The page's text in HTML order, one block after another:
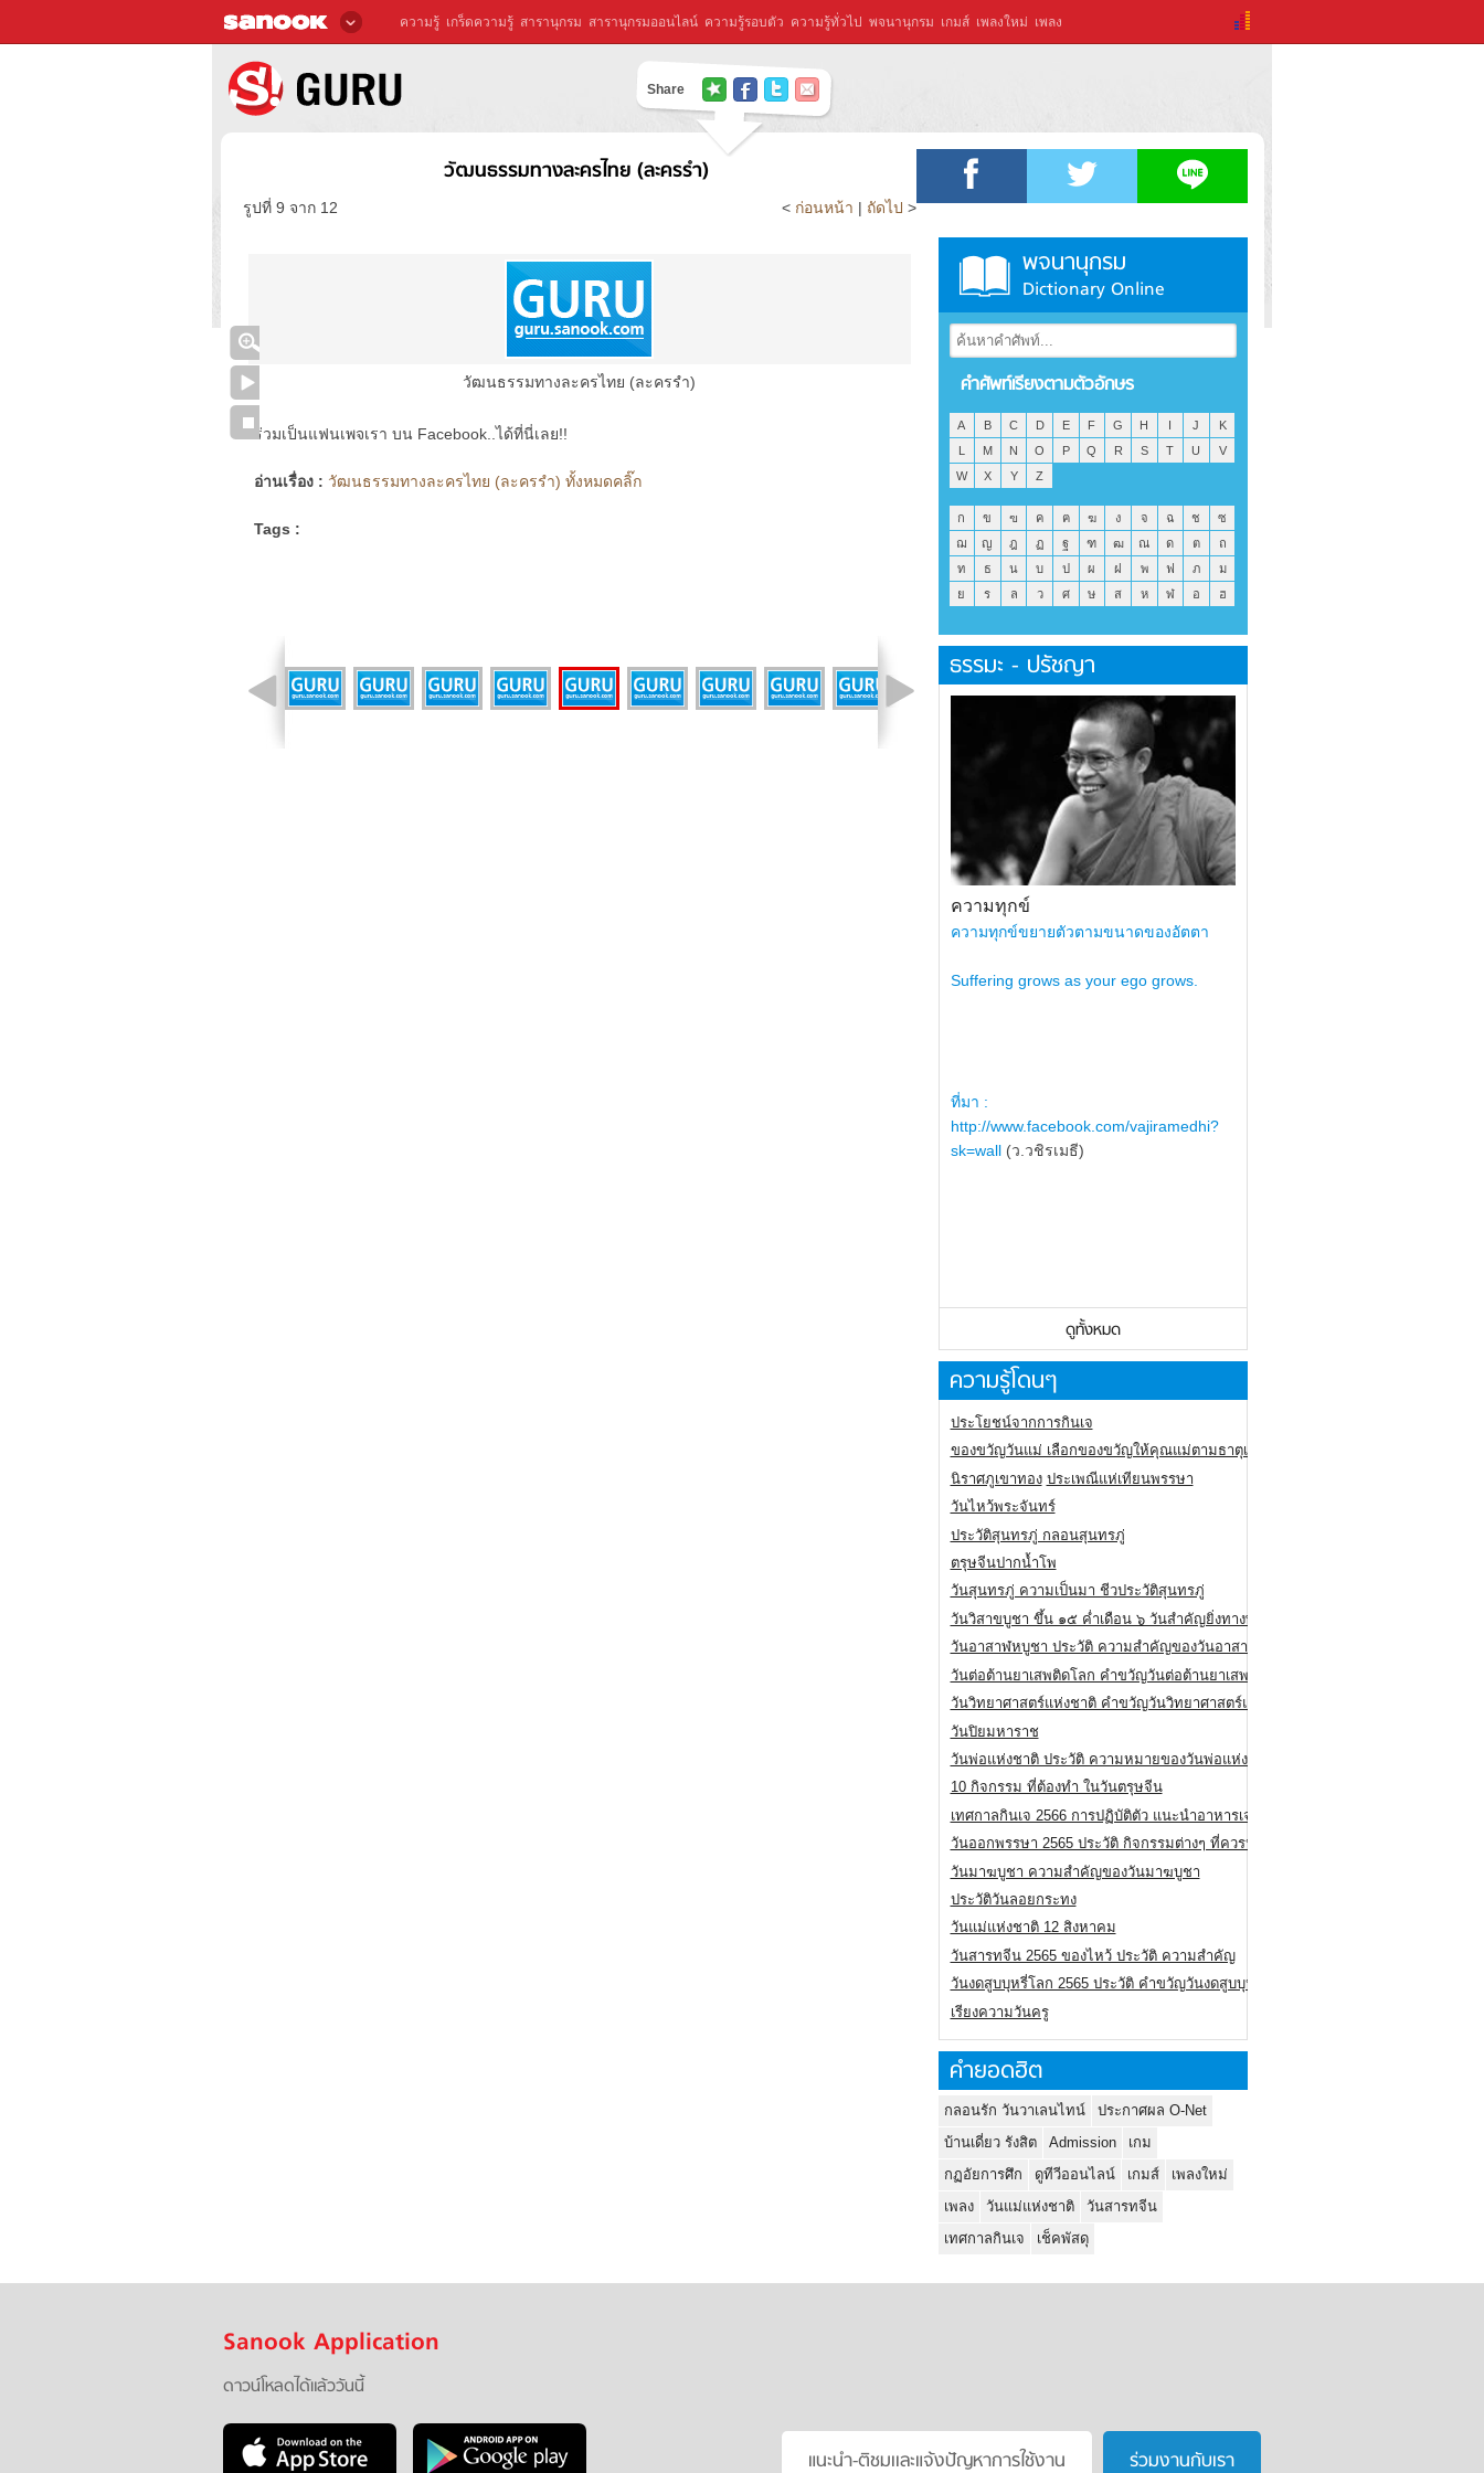
ความรู้ เกร็ดความรู้ สารานุกรม สารานุกรมออนไลน์ ความรู้รอบตัว ความรู้ทั่วไป พจนานุกรม เกมส์ เพลงใหม่ เพลง
Share
วัฒนธรรมทางละครไทย (ละครรำ)
รูปที่ 9 จาก 12 < ก่อนหน้า | ถัดไป >
วัฒนธรรมทางละครไทย (ละครรำ)
ร่วมเป็นแฟนเพจเรา บน Facebook..ได้ที่นี่เลย!!
อ่านเรื่อง : วัฒนธรรมทางละครไทย (ละครรำ) ทั้งหมดคลิ๊ก
Tags :
พจนานุกรม
Dictionary Online
คำศัพท์เรียงตามตัวอักษร
A B C D E F G H I J
K
L
M N O P Q R S T U
V
W
X Y Z
ก ข ฃ ค ฅ ฆ ง จ ฉ ช
ซ
ฌ
ญ ฎ ฏ ฐ ฑ ฒ ณ ด ต
ถ
ท
ธ น บ ป ผ ฝ พ ฟ ภ
ม
ย
ร ล ว ศ ษ ส ห ฬ อ ฮ
ธรรมะ - ปรัชญา
ความทุกข์
ความทุกข์ขยายตัวตามขนาดของอัตตา
Suffering grows as your ego grows.
ที่มา :
http://www.facebook.com/vajiramedhi?
sk=wall (ว.วชิรเมธี)
ดูทั้งหมด
ความรู้โดนๆ
ประโยชน์จากการกินเจ
ของขวัญวันแม่ เลือกของขวัญให้คุณแม่ตามธาตุเกิด
นิราศภูเขาทอง ประเพณีแห่เทียนพรรษา
วันไหว้พระจันทร์
ประวัติสุนทรภู่ กลอนสุนทรภู่
ตรุษจีนปากน้ำโพ
วันสุนทรภู่ ความเป็นมา ชีวประวัติสุนทรภู่
วันวิสาขบูชา ขึ้น ๑๕ ค่ำเดือน ๖ วันสำคัญยิ่งทางพระพุทธศาสนา
วันอาสาฬหบูชา ประวัติ ความสําคัญของวันอาสาฬหบูชา
วันต่อต้านยาเสพติดโลก คำขวัญวันต่อต้านยาเสพติดสากล
วันวิทยาศาสตร์แห่งชาติ คำขวัญวันวิทยาศาสตร์แห่งชาติ
วันปิยมหาราช
วันพ่อแห่งชาติ ประวัติ ความหมายของวันพ่อแห่งชาติ
10 กิจกรรม ที่ต้องทำ ในวันตรุษจีน
เทศกาลกินเจ 2566 การปฏิบัติตัว แนะนำอาหารเจ
วันออกพรรษา 2565 ประวัติ กิจกรรมต่างๆ ที่ควรปฏิบัติ
วันมาฆบูชา ความสำคัญของวันมาฆบูชา
ประวัติวันลอยกระทง
วันแม่แห่งชาติ 12 สิงหาคม
วันสารทจีน 2565 ของไหว้ ประวัติ ความสำคัญ
วันงดสูบบุหรี่โลก 2565 ประวัติ คำขวัญวันงดสูบบุหรี่โลก
เรียงความวันครู
คำยอดฮิต
กลอนรัก วันวาเลนไทน์
ประกาศผล O-Net
บ้านเดี่ยว รังสิต
Admission
เกม
กฏอัยการศึก
ดูทีวีออนไลน์ เกมส์
เพลงใหม่
เพลง
วันแม่แห่งชาติ
วันสารทจีน
เทศกาลกินเจ
เช็คพัสดุ
Sanook Application
ดาวน์โหลดได้แล้ววันนี้
แนะนำ-ติชมเเละแจ้งปัญหาการใช้งาน ร่วมงานกับเรา